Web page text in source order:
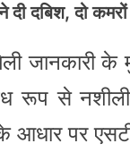
दबिश, दो
जानकारी
रूप से
पर